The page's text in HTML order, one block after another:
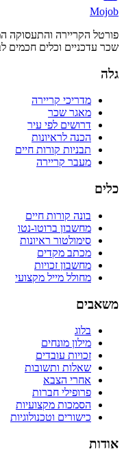
Mojob
פורטל הקריירה והתעסוקה
שכר עדכניים וכלים חכמים
גלה
מדריכי קריירה
מאגר שכר
דרושים לפי עיר
הכנה לראיונות
תבניות קורות חיים
מעבר קריירה
כלים
בונה קורות חיים
מחשבון ברוטו-נטו
סימולטור ראיונות
מכתב מקדים
מחשבון זכויות
מחולל מייל מקצועי
משאבים
בלוג
מילון מונחים
זכויות עובדים
שאלות ותשובות
אחרי הצבא
פרופילי חברות
הסמכות מקצועיות
כישורים וטכנולוגיות
אודות